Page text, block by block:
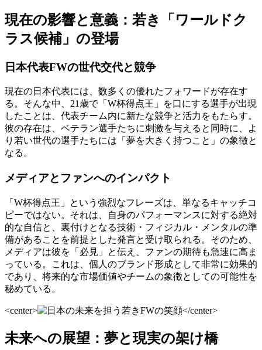
現在の影響と意義：若き「ワールドク
ラス候補」の登場
日本代表FWの世代交代と競争
現在の日本代表には、数多くの優れたフォワードが存在す
る。そんな中、21歳で「W杯得点王」を口にする選手が出現
したことは、代表チーム内に新たな競争と活力をもたらす。
彼の存在は、ベテラン選手たちに刺激を与えると同時に、よ
り若い世代の選手たちには「夢を大きく持つこと」の象徴と
なる。
メディアとファンへのインパクト
「W杯得点王」という強烈なフレーズは、単なるキャッチコ
ピーではない。それは、自身のパフォーマンスに対する絶対
的な自信と、裏付けとなる技術・フィジカル・メンタルの準
備があることを前提とした発言と受け取られる。そのため、
メディアは彼を「必見」と伝え、ファンの期待も急速に高ま
っている。これは、個人のブランド形成として非常に効果的
であり、将来的な市場価値やチームの象徴としての可能性を
秘めている。
<center> </center>
未来への展望：夢と現実の架け橋